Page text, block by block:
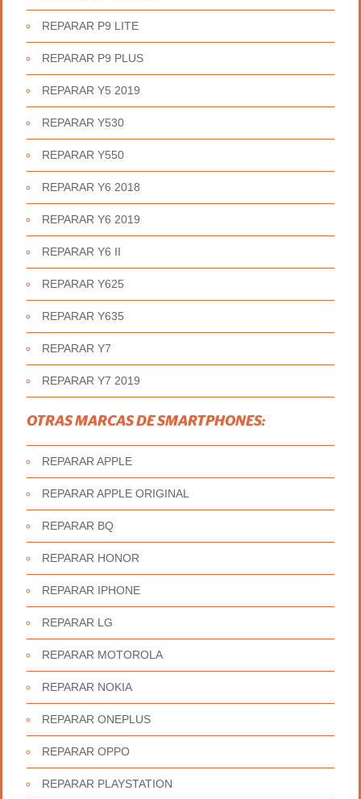
REPARAR P9 LITE
REPARAR P9 PLUS
REPARAR Y5 2019
REPARAR Y530
REPARAR Y550
REPARAR Y6 2018
REPARAR Y6 2019
REPARAR Y6 II
REPARAR Y625
REPARAR Y635
REPARAR Y7
REPARAR Y7 2019
OTRAS MARCAS DE SMARTPHONES:
REPARAR APPLE
REPARAR APPLE ORIGINAL
REPARAR BQ
REPARAR HONOR
REPARAR IPHONE
REPARAR LG
REPARAR MOTOROLA
REPARAR NOKIA
REPARAR ONEPLUS
REPARAR OPPO
REPARAR PLAYSTATION